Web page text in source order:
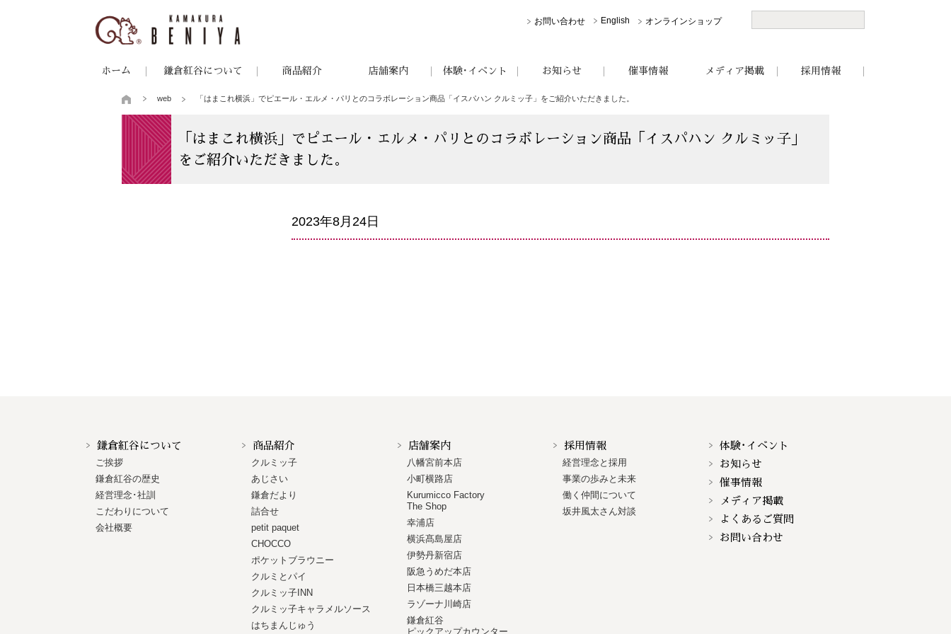
お問い合わせ English オンラインショップ
ホーム 鎌倉紅谷について 商品紹介 店舗案内 体験･イベント お知らせ 催事情報 メディア掲載 採用情報
web 「はまこれ横浜」でピエール・エルメ・パリとのコラボレーション商品「イスパハン クルミッ子」をご紹介いただきました。
「はまこれ横浜」でピエール・エルメ・パリとのコラボレーション商品「イスパハン クルミッ子」
をご紹介いただきました。
2023年8月24日
鎌倉紅谷について
ご挨拶
鎌倉紅谷の歴史
経営理念･社訓
こだわりについて
会社概要
商品紹介
クルミッ子
あじさい
鎌倉だより
詰合せ
petit paquet
CHOCCO
ポケットブラウニー
クルミとパイ
クルミッ子INN
クルミッ子キャラメルソース
はちまんじゅう
店舗案内
八幡宮前本店
小町横路店
Kurumicco Factory
The Shop
幸浦店
横浜髙島屋店
伊勢丹新宿店
阪急うめだ本店
日本橋三越本店
ラゾーナ川崎店
鎌倉紅谷
ピックアップカウンター
採用情報
経営理念と採用
事業の歩みと未来
働く仲間について
坂井風太さん対談
体験･イベント
お知らせ
催事情報
メディア掲載
よくあるご質問
お問い合わせ